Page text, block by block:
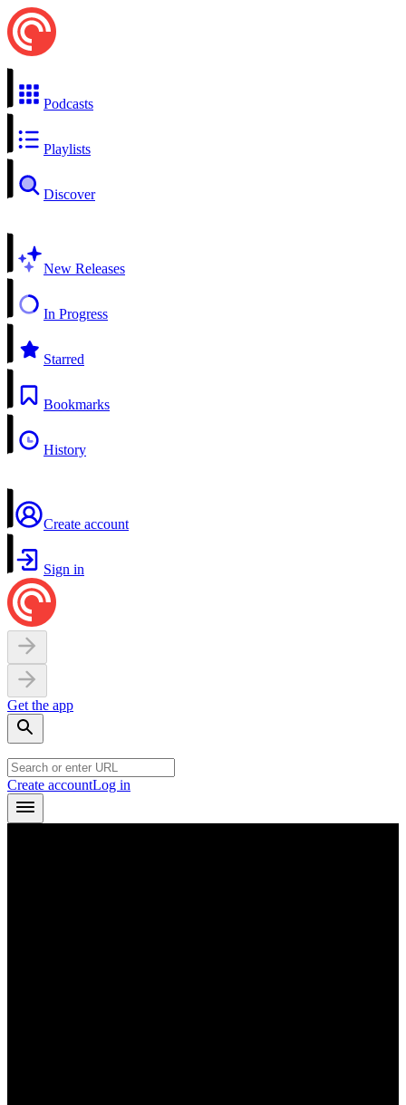
Podcasts
Playlists
Discover
New Releases
In Progress
Starred
Bookmarks
History
Create account
Sign in
Get the app
Create accountLog in